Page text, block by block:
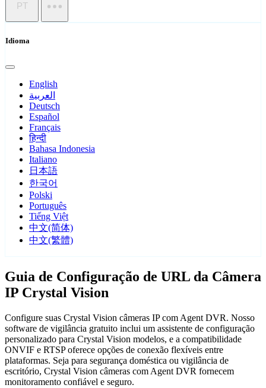
PT
Idioma
English
العربية
Deutsch
Español
Français
हिन्दी
Bahasa Indonesia
Italiano
日本語
한국어
Polski
Português
Tiếng Việt
中文(简体)
中文(繁體)
Guia de Configuração de URL da Câmera
IP Crystal Vision
Configure suas Crystal Vision câmeras IP com Agent DVR. Nosso
software de vigilância gratuito inclui um assistente de configuração
personalizado para Crystal Vision modelos, e a compatibilidade
ONVIF e RTSP oferece opções de conexão flexíveis entre
plataformas. Seja para segurança doméstica ou vigilância de
escritório, Crystal Vision câmeras com Agent DVR fornecem
monitoramento confiável e seguro.